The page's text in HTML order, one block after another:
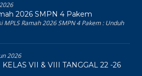
2026 SMPN 4 Pakem
MPLS Ramah 2026 SMPN 4 Pakem : Unduh
2026
VII & VIII TANGGAL 22 -26